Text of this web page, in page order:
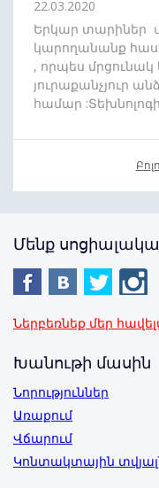
22.03.2020
Երկար տարիներ
կարողանանք
, որպես մրցունակ
յուրաքանչյուր
համար
Մեր նպատակն է
յուրաքանչյուր
սիրով պատրաստ
գնով
Մենք
Ներբեռնեք մեր
Խանութի մասին
Նորություններ
Առաքում
Վճարում
Կոնտակտային